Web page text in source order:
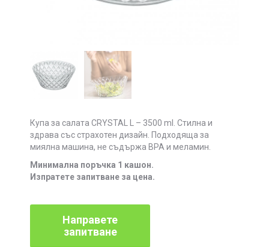
Купа за салата CRYSTAL L – 3500 ml. Стилна и
здрава със страхотен дизайн. Подходяща за
миялна машина, не съдържа BPA и меламин.
Минимална поръчка 1 кашон.
Изпратете запитване за цена.